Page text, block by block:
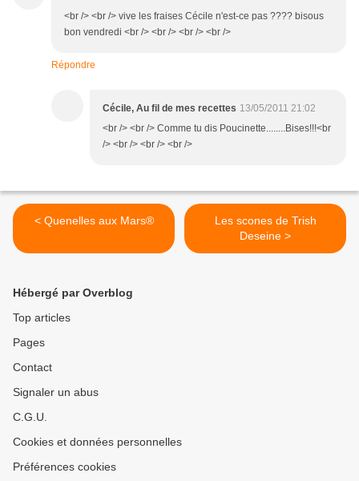
<br /> <br /> vive les fraises Cécile n'est-ce pas ???? bisous
bon vendredi <br /> <br /> <br /> <br />
Répondre
Cécile, Au fil de mes recettes 13/05/2011 21:02
<br /> <br /> Comme tu dis Poucinette........Bises!!!<br
/> <br /> <br /> <br />
< Quenelles aux Mars®
Les scones de Trish
Deseine >
Hébergé par Overblog
Top articles
Pages
Contact
Signaler un abus
C.G.U.
Cookies et données personnelles
Préférences cookies